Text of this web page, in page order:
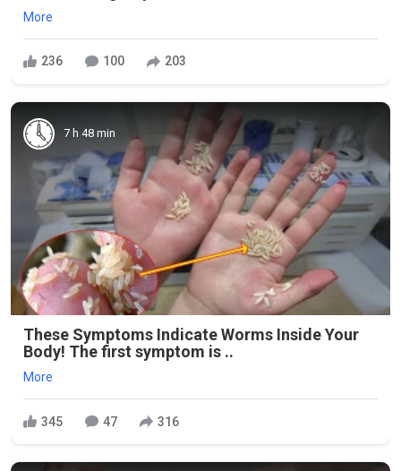
More
236 100 203
7 h 48 min
These Symptoms Indicate Worms Inside Your
Body! The first symptom is ..
More
345 47 316